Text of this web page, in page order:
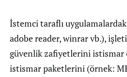
İstemci taraflı
adobe reader, winrar vb.),
güvenlik zafiyetlerini istismar
istismar paketlerini (örnek: